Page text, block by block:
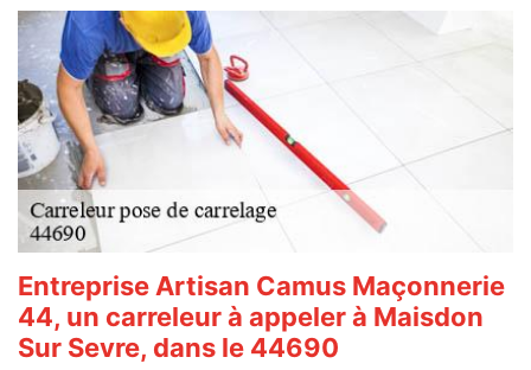
Entreprise Artisan Camus Maçonnerie
44, un carreleur à appeler à Maisdon
Sur Sevre, dans le 44690